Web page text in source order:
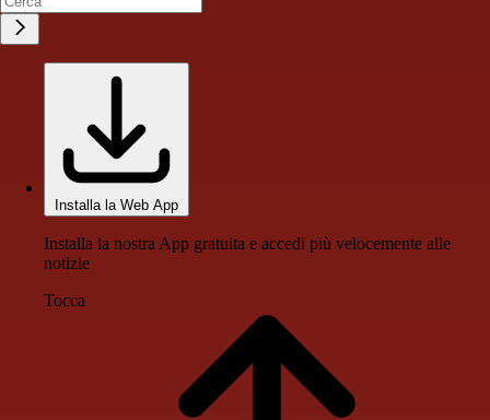
Installa la Web App
Installa la nostra App gratuita e accedi più velocemente alle
notizie
Tocca